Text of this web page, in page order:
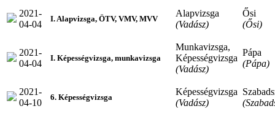
2021-
04-04
I. Alapvizsga, ÖTV, VMV, MVV
Alapvizsga
(Vadász)
Ősi
(Ősi)
2021-
04-04
I. Képességvizsga, munkavizsga
Munkavizsga,
Képességvizsga
(Vadász)
Pápa
(Pápa)
2021-
04-10
6. Képességvizsga
Képességvizsga
(Vadász)